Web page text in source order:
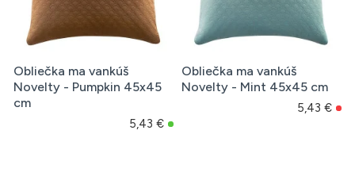
Obliečka ma vankúš
Novelty - Pumpkin 45x45
cm
5,43 €
Obliečka ma vankúš
Novelty - Mint 45x45 cm
5,43 €